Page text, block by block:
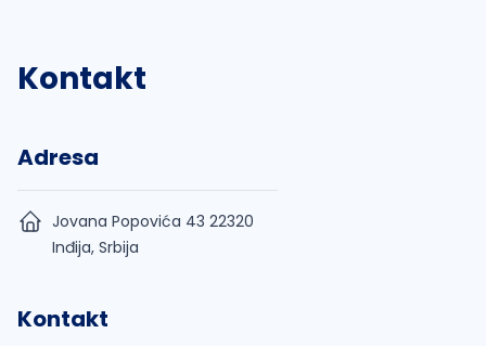
Kontakt
Adresa
Jovana Popovića 43 22320
Inđija, Srbija
Kontakt